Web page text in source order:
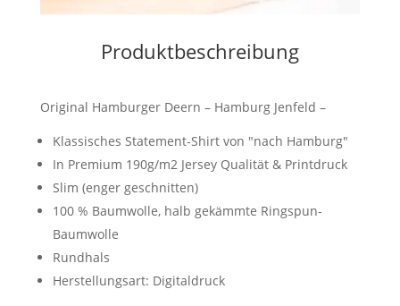
Produktbeschreibung
Original Hamburger Deern – Hamburg Jenfeld –
Klassisches Statement-Shirt von "nach Hamburg"
In Premium 190g/m2 Jersey Qualität & Printdruck
Slim (enger geschnitten)
100 % Baumwolle, halb gekämmte Ringspun-
Baumwolle
Rundhals
Herstellungsart: Digitaldruck